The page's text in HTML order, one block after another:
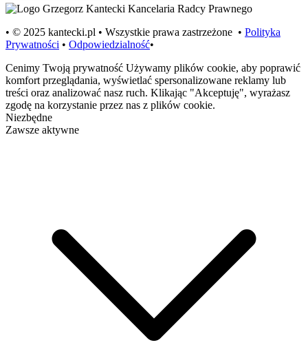
• © 2025 kantecki.pl • Wszystkie prawa zastrzeżone • Polityka
Prywatności • Odpowiedzialność•
Cenimy Twoją prywatność Używamy plików cookie, aby poprawić
komfort przeglądania, wyświetlać spersonalizowane reklamy lub
treści oraz analizować nasz ruch. Klikając "Akceptuję", wyrażasz
zgodę na korzystanie przez nas z plików cookie.
Niezbędne
Zawsze aktywne